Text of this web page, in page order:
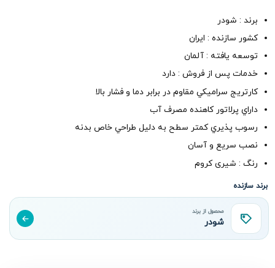
برند : شودر
کشور سازنده : ایران
توسعه یافته : آلمان
خدمات پس از فروش : دارد
کارتريج سراميکي مقاوم در برابر دما و فشار بالا
داراي پرلاتور کاهنده مصرف آب
رسوب پذيري کمتر سطح به دليل طراحي خاص بدنه
​نصب سريع و آسان
رنگ : شیری کروم
برند سازنده
محصول از برند
شودر